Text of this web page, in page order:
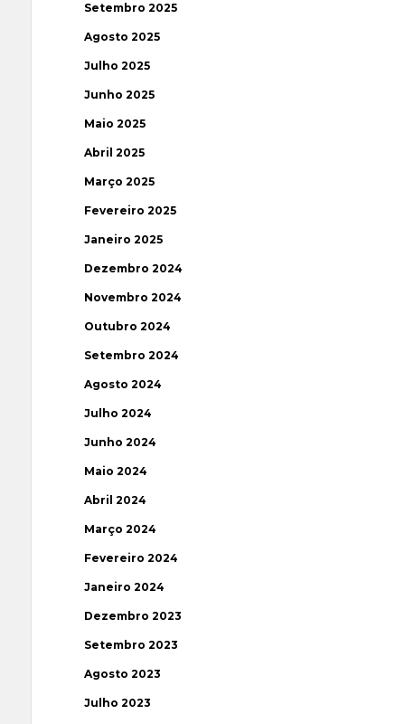
Setembro 2025
Agosto 2025
Julho 2025
Junho 2025
Maio 2025
Abril 2025
Março 2025
Fevereiro 2025
Janeiro 2025
Dezembro 2024
Novembro 2024
Outubro 2024
Setembro 2024
Agosto 2024
Julho 2024
Junho 2024
Maio 2024
Abril 2024
Março 2024
Fevereiro 2024
Janeiro 2024
Dezembro 2023
Setembro 2023
Agosto 2023
Julho 2023